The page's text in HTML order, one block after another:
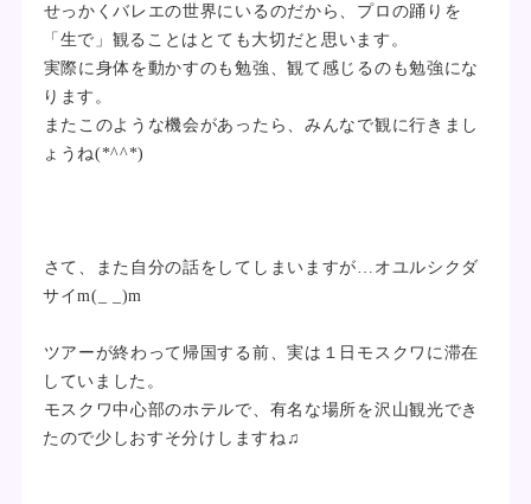
せっかくバレエの世界にいるのだから、プロの踊りを
「生で」観ることはとても大切だと思います。
実際に身体を動かすのも勉強、観て感じるのも勉強にな
ります。
またこのような機会があったら、みんなで観に行きまし
ょうね(*^^*)
さて、また自分の話をしてしまいますが…オユルシクダ
サイm(_ _)m
ツアーが終わって帰国する前、実は１日モスクワに滞在
していました。
モスクワ中心部のホテルで、有名な場所を沢山観光でき
たので少しおすそ分けしますね♫